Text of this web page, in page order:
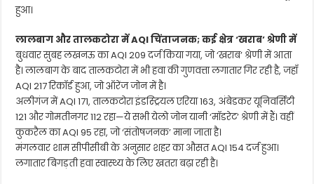
हुआ।
लालबाग और तालकटोरा में AQI चिंताजनक; कई क्षेत्र ‘खराब’ श्रेणी में
बुधवार सुबह लखनऊ का AQI 209 दर्ज किया गया, जो ‘खराब’ श्रेणी में आता
है। लालबाग के बाद तालकटोरा में भी हवा की गुणवत्ता लगातार गिर रही है, जहाँ
AQI 217 रिकॉर्ड हुआ, जो ऑरेंज जोन में है।
अलीगंज में AQI 171, तालकटोरा इंडस्ट्रियल एरिया 163, अंबेडकर यूनिवर्सिटी
121 और गोमतीनगर 112 रहा—ये सभी येलो जोन यानी ‘मॉडरेट’ श्रेणी में हैं। वहीं
कुकरैल का AQI 95 रहा, जो ‘संतोषजनक’ माना जाता है।
मंगलवार शाम सीपीसीबी के अनुसार शहर का औसत AQI 154 दर्ज हुआ।
लगातार बिगड़ती हवा स्वास्थ्य के लिए खतरा बढ़ा रही है।